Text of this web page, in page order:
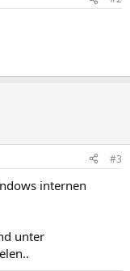
#3
internen
unter